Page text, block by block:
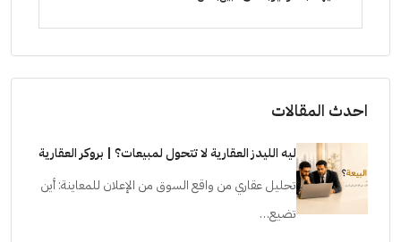
ليه الليدز العقارية لا تتحول لمبيعات؟ | بروكر العقارية
تحليل عقاري من واقع السوق من الإعلان للمعاينة: أين